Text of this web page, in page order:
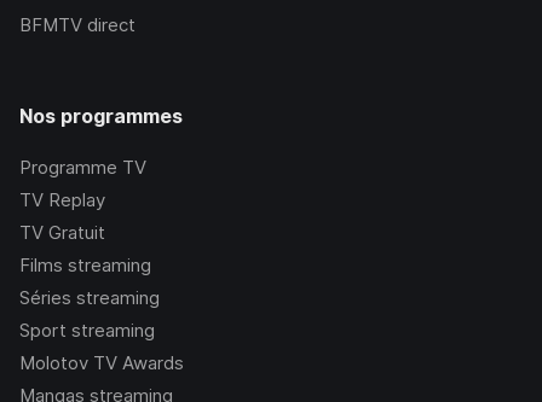
BFMTV direct
Nos programmes
Programme TV
TV Replay
TV Gratuit
Films streaming
Séries streaming
Sport streaming
Molotov TV Awards
Mangas streaming